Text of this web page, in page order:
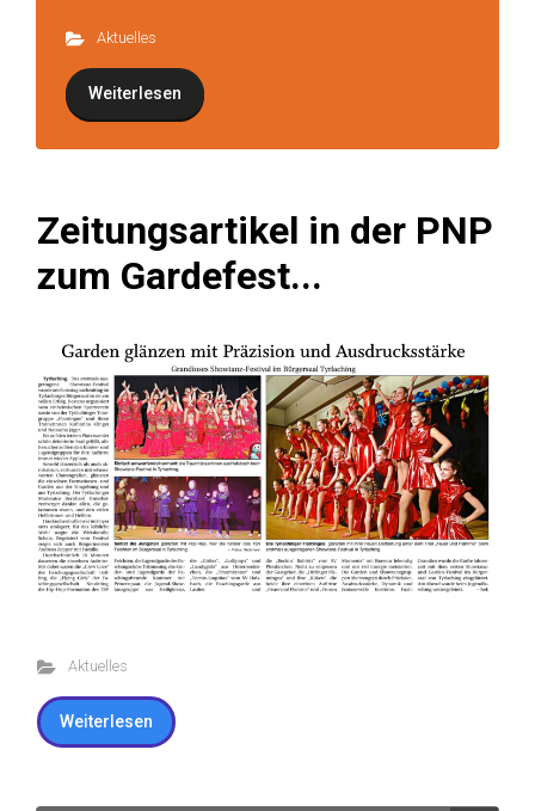
Aktuelles
Weiterlesen
Zeitungsartikel in der PNP
zum Gardefest...
Aktuelles
Weiterlesen